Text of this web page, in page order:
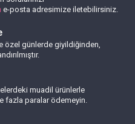
e-posta adresimize iletebilirsiniz.
özel günlerde giyildiğinden,
muadil ürünlerle
fazla paralar ödemeyin.